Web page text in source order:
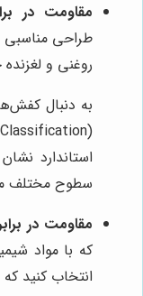
مقاومت در
طراحی مناسبی
روغنی و
به دنبال
استاندارد
سطوح مختلف
مقاومت در
که با مواد
انتخاب کنید که